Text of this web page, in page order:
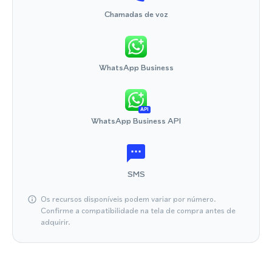
Chamadas de voz
WhatsApp Business
API
WhatsApp Business API
SMS
Os recursos disponíveis podem variar por número.
Confirme a compatibilidade na tela de compra antes de
adquirir.